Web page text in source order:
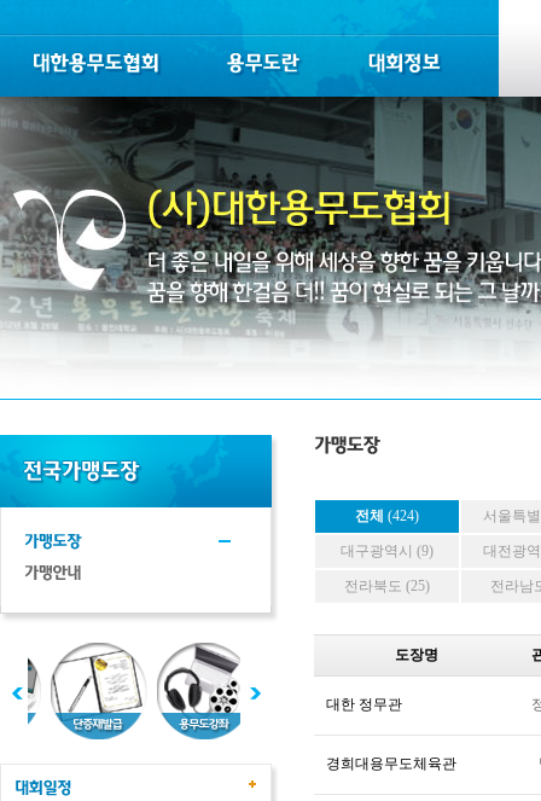
전체 (424) 서울특
대구광역시 (9) 대전광
전라북도 (25) 전라남
도장명
대한 정무관
경희대용무도체육관